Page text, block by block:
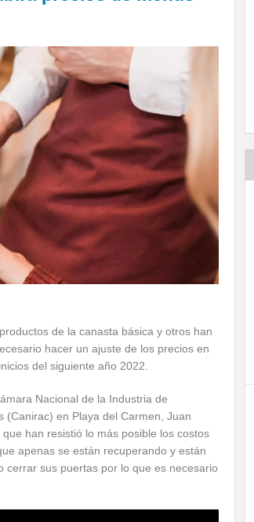
de la canasta básica y otros han
hacer un ajuste de los precios en
del siguiente año 2022.
Nacional de la Industria de
(Canirac) en Playa del Carmen, Juan
han resistió lo más posible los costos
apenas se están recuperando y están
cerrar sus puertas por lo que es necesario